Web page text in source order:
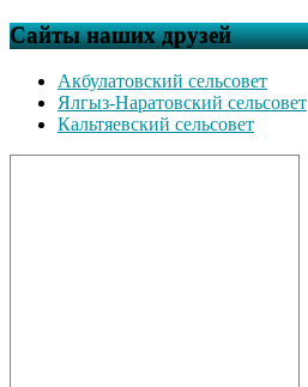
Сайты наших друзей
Акбулатовский сельсовет
Ялгыз-Наратовский сельсовет
Кальтяевский сельсовет